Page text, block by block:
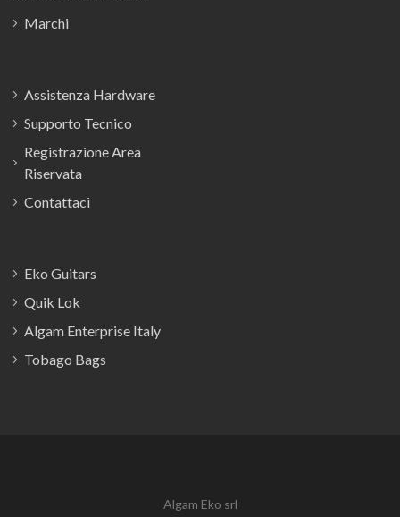
Marchi
Assistenza Hardware
Supporto Tecnico
Registrazione Area
Riservata
Contattaci
Eko Guitars
Quik Lok
Algam Enterprise Italy
Tobago Bags
Algam Eko srl